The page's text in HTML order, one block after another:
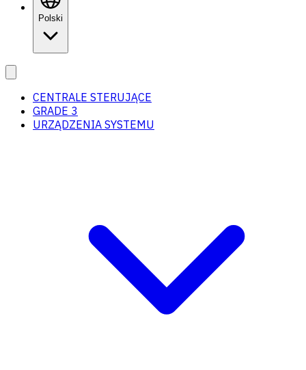
Polski
CENTRALE STERUJĄCE
GRADE 3
URZĄDZENIA SYSTEMU